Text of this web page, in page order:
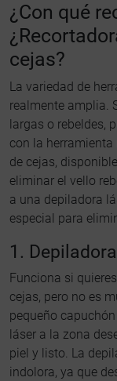
¿Con qué
cejas?
La variedad de
realmente amplia.
largas o rebeldes,
con la
de cejas,
eliminar el vello
a una depiladora
especial para
1.
Funciona si
cejas, pero no es
pequeño
láser a la zona
piel y listo. La
indolora, ya que